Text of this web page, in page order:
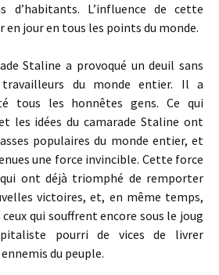
d’habitants. L’influence de cette
en jour en tous les points du monde.
Staline a provoqué un deuil sans
du monde entier. Il a
tous les honnêtes gens. Ce qui
les idées du camarade Staline ont
populaires du monde entier, et
une force invincible. Cette force
ont déjà triomphé de remporter
victoires, et, en même temps,
qui souffrent encore sous le joug
pourri de vices de livrer
du peuple.